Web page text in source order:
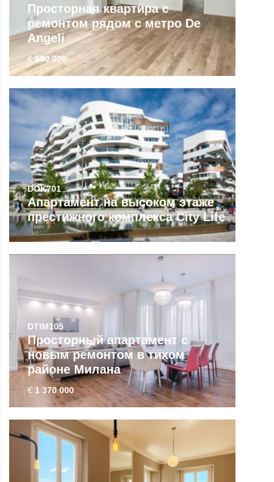
Просторная квартира с
ремонтом рядом с метро De
Angeli
€580 000
DOK701
Апартамент на высоком этаже
престижного комплекса City Life
DTIM105
Просторный апартамент с
новым ремонтом в тихом
районе Милана
€ 1 370 000